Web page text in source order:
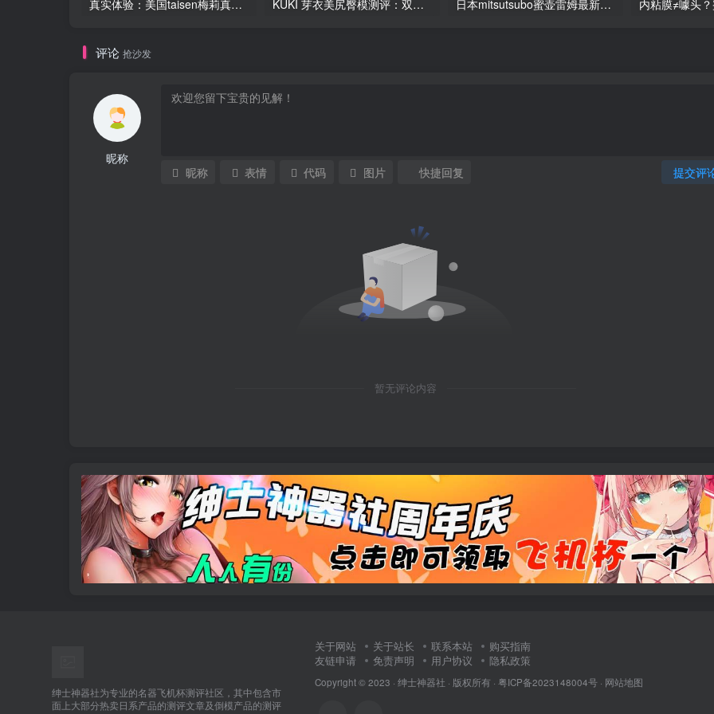
真实体验：美国taisen梅莉真人阴臀倒模飞机杯 KUKI 芽衣美尻臀模测评：双通道体验，社长实测分享 日本mitsutsubo蜜壶雷姆最新飞机杯推荐及测评
评论 抢沙发
昵称
提交评
昵称 表情 代码 图片 快捷回复
暂无评论内容
绅士神器社为专业的名器飞机杯测评社区，其中包含市
面上大部分热卖日系产品的测评文章及倒模产品的测评
关于网站 关于站长 联系本站
购买指南
友链申请
免责声明 用户协议 隐私政策
Copyright © 2023 · 绅士神器社 · 版权所有 · 粤ICP备2023148004号 · 网站地图